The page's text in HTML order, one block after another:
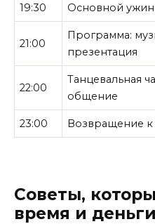
19:30 Основной
21:00
Программа:
презентация
22:00
Танцевальная
общение
23:00 Возвращение к
Советы,
время и деньги